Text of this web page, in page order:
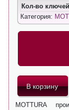
Кол-во ключей
Категория:
MOTTURA